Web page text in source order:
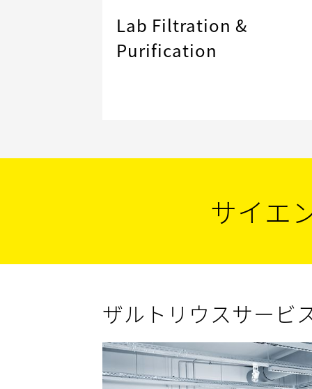
Lab Filtration &
Purification
サイエ
ザルトリウスサービ